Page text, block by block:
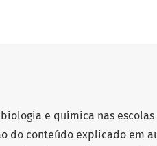
e química nas
do conteúdo explicado em